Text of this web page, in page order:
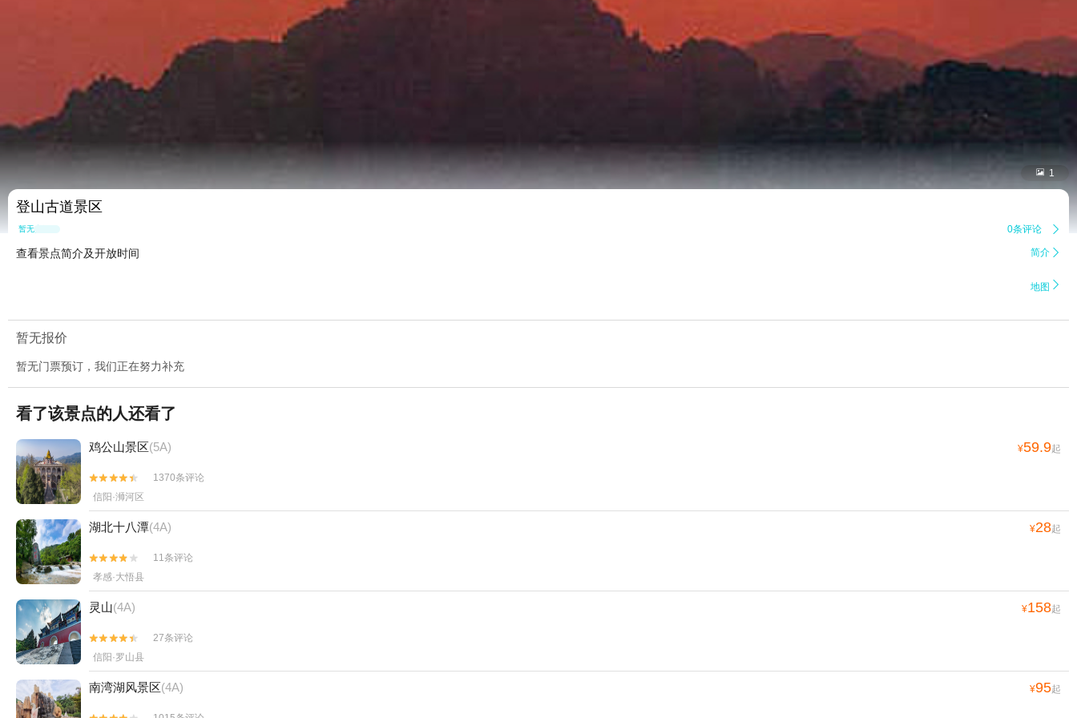
 1
登山古道景区
暂无点评 0条评论 
查看景点简介及开放时间 简介 
地图 
暂无报价
暂无门票预订，我们正在努力补充
看了该景点的人还看了
鸡公山景区(5A) ¥59.9起


1370条评论
信阳·浉河区
湖北十八潭(4A) ¥28起


11条评论
孝感·大悟县
灵山(4A) ¥158起


27条评论
信阳·罗山县
南湾湖风景区(4A) ¥95起